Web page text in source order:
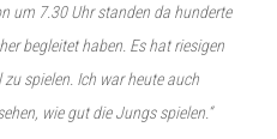
um 7.30 Uhr standen da hunderte
begleitet haben. Es hat riesigen
spielen. Ich war heute auch
wie gut die Jungs spielen.“